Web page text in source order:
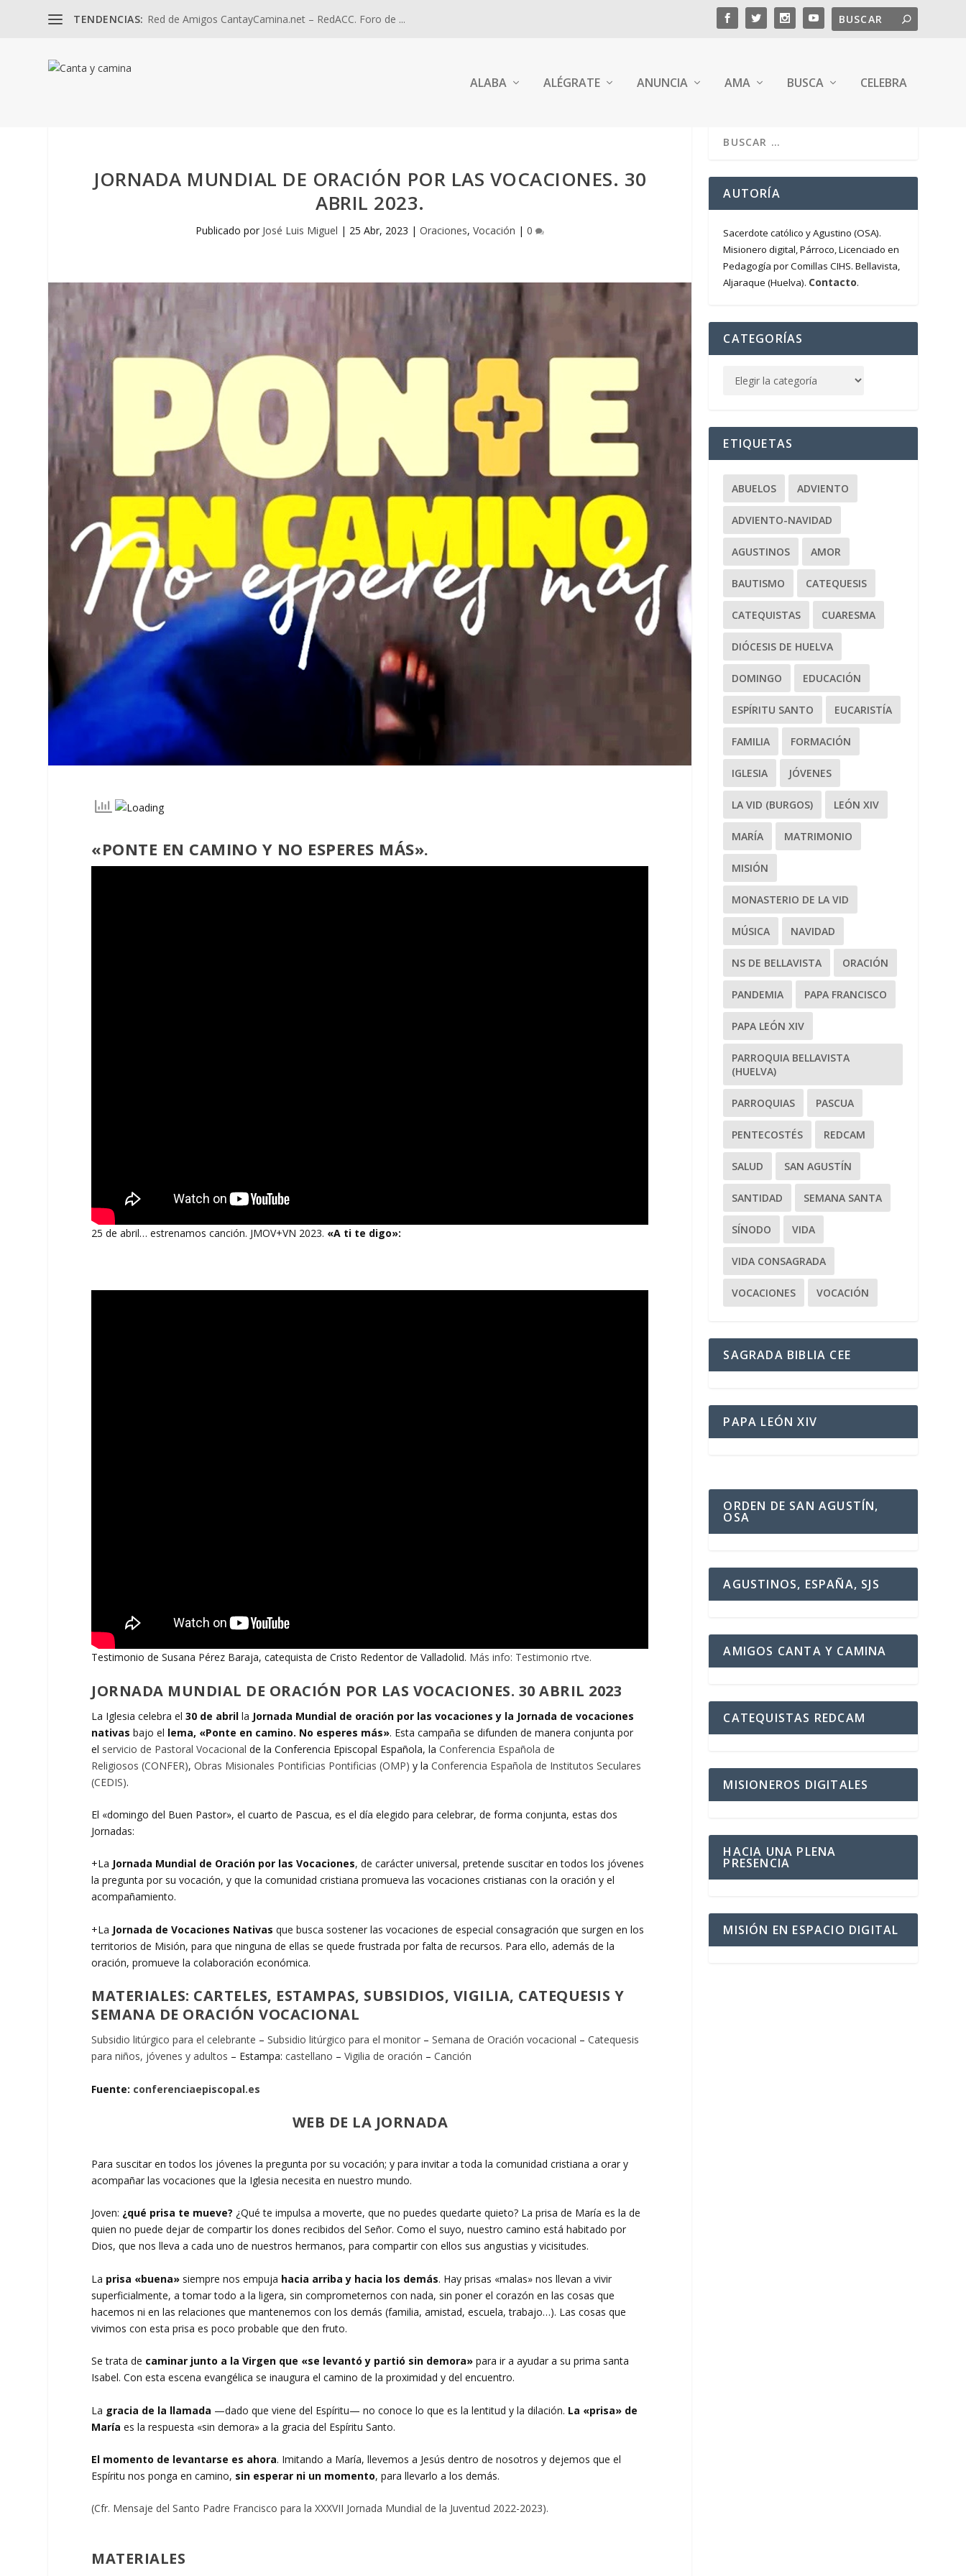
TENDENCIAS: Red de Amigos CantayCamina.net – RedACC. Foro de ...
ALABA ALÉGRATE ANUNCIA AMA BUSCA CELEBRA
JORNADA MUNDIAL DE ORACIÓN POR LAS VOCACIONES. 30
ABRIL 2023.
Publicado por José Luis Miguel | 25 Abr, 2023 |Oraciones,Vocación |0
«PONTE EN CAMINO Y NO ESPERES MÁS».
25 de abril… estrenamos canción. JMOV+VN 2023. «A ti te digo»:
Testimonio de Susana Pérez Baraja, catequista de Cristo Redentor de Valladolid. Más info: Testimonio rtve.
JORNADA MUNDIAL DE ORACIÓN POR LAS VOCACIONES. 30 ABRIL 2023
La Iglesia celebra el30 de abril la Jornada Mundial de oración por las vocaciones y la Jornada de vocaciones
nativas bajo el lema, «Ponte en camino. No esperes más». Esta campaña se difunden de manera conjunta por
el servicio de Pastoral Vocacional de la Conferencia Episcopal Española, laConferencia Española de
Religiosos (CONFER),Obras Misionales Pontificias Pontificias (OMP) y laConferencia Española de Institutos Seculares
(CEDIS).
El «domingo del Buen Pastor», el cuarto de Pascua, es el día elegido para celebrar, de forma conjunta, estas dos
Jornadas:
+La Jornada Mundial de Oración por las Vocaciones, de carácter universal, pretende suscitar en todos los jóvenes
la pregunta por su vocación, y que la comunidad cristiana promueva las vocaciones cristianas con la oración y el
acompañamiento.
+La Jornada de Vocaciones Nativas que busca sostener las vocaciones de especial consagración que surgen en los
territorios de Misión, para que ninguna de ellas se quede frustrada por falta de recursos. Para ello, además de la
oración, promueve la colaboración económica.
MATERIALES: CARTELES, ESTAMPAS, SUBSIDIOS, VIGILIA, CATEQUESIS Y
SEMANA DE ORACIÓN VOCACIONAL
Subsidio litúrgico para el celebrante –Subsidio litúrgico para el monitor –Semana de Oración vocacional –Catequesis
para niños, jóvenes y adultos – Estampa:castellano –Vigilia de oración –Canción
Fuente: conferenciaepiscopal.es
WEB DE LA JORNADA
Para suscitar en todos los jóvenes la pregunta por su vocación; y para invitar a toda la comunidad cristiana a orar y
acompañar las vocaciones que la Iglesia necesita en nuestro mundo.
Joven: ¿qué prisa te mueve? ¿Qué te impulsa a moverte, que no puedes quedarte quieto? La prisa de María es la de
quien no puede dejar de compartir los dones recibidos del Señor. Como el suyo, nuestro camino está habitado por
Dios, que nos lleva a cada uno de nuestros hermanos, para compartir con ellos sus angustias y vicisitudes.
La prisa «buena» siempre nos empuja hacia arriba y hacia los demás. Hay prisas «malas» nos llevan a vivir
superficialmente, a tomar todo a la ligera, sin comprometernos con nada, sin poner el corazón en las cosas que
hacemos ni en las relaciones que mantenemos con los demás (familia, amistad, escuela, trabajo…). Las cosas que
vivimos con esta prisa es poco probable que den fruto.
Se trata de caminar junto a la Virgen que «se levantó y partió sin demora» para ir a ayudar a su prima santa
Isabel. Con esta escena evangélica se inaugura el camino de la proximidad y del encuentro.
La gracia de la llamada —dado que viene del Espíritu— no conoce lo que es la lentitud y la dilación. La «prisa» de
María es la respuesta «sin demora» a la gracia del Espíritu Santo.
El momento de levantarse es ahora. Imitando a María, llevemos a Jesús dentro de nosotros y dejemos que el
Espíritu nos ponga en camino, sin esperar ni un momento, para llevarlo a los demás.
(Cfr. Mensaje del Santo Padre Francisco para la XXXVII Jornada Mundial de la Juventud 2022-2023).
MATERIALES
AUTORÍA
Sacerdote católico y Agustino (OSA).
Misionero digital, Párroco, Licenciado en
Pedagogía por Comillas CIHS. Bellavista,
Aljaraque (Huelva). Contacto.
CATEGORÍAS
ETIQUETAS
ABUELOS ADVIENTO
ADVIENTO-NAVIDAD
AGUSTINOS AMOR
BAUTISMO CATEQUESIS
CATEQUISTAS CUARESMA
DIÓCESIS DE HUELVA
DOMINGO EDUCACIÓN
ESPÍRITU SANTO EUCARISTÍA
FAMILIA FORMACIÓN
IGLESIA JÓVENES
LA VID (BURGOS) LEÓN XIV
MARÍA MATRIMONIO
MISIÓN
MONASTERIO DE LA VID
MÚSICA NAVIDAD
NS DE BELLAVISTA ORACIÓN
PANDEMIA PAPA FRANCISCO
PAPA LEÓN XIV
PARROQUIA BELLAVISTA
(HUELVA)
PARROQUIAS PASCUA
PENTECOSTÉS REDCAM
SALUD SAN AGUSTÍN
SANTIDAD SEMANA SANTA
SÍNODO VIDA
VIDA CONSAGRADA
VOCACIONES VOCACIÓN
SAGRADA BIBLIA CEE
PAPA LEÓN XIV
ORDEN DE SAN AGUSTÍN,
OSA
AGUSTINOS, ESPAÑA, SJS
AMIGOS CANTA Y CAMINA
CATEQUISTAS REDCAM
MISIONEROS DIGITALES
HACIA UNA PLENA
PRESENCIA
MISIÓN EN ESPACIO DIGITAL